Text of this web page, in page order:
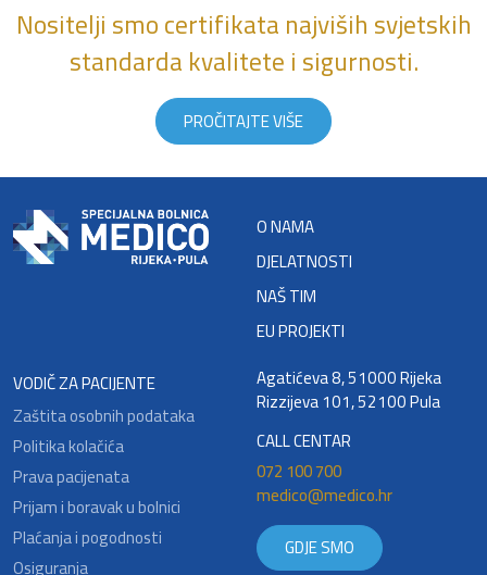
Nositelji smo certifikata najviših svjetskih
standarda kvalitete i sigurnosti.
PROČITAJTE VIŠE
O NAMA
DJELATNOSTI
NAŠ TIM
EU PROJEKTI
VODIČ ZA PACIJENTE
Zaštita osobnih podataka
Politika kolačića
Prava pacijenata
Prijam i boravak u bolnici
Plaćanja i pogodnosti
Osiguranja
Agatićeva 8, 51000 Rijeka
Rizzijeva 101, 52100 Pula
CALL CENTAR
072 100 700
medico@medico.hr
GDJE SMO